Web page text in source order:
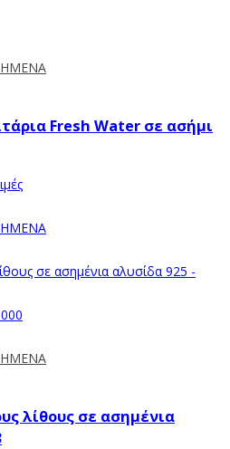
Fresh Water σε ασήμι
λίθους σε ασημένια